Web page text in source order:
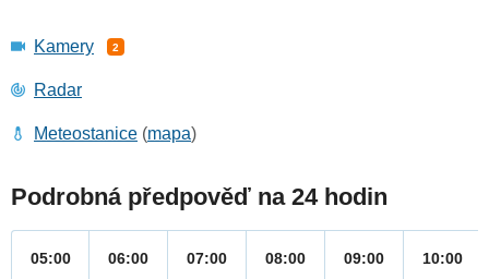
Kamery 2
Radar
Meteostanice (mapa)
Podrobná předpověď na 24 hodin
05:00 06:00 07:00 08:00 09:00 10:00